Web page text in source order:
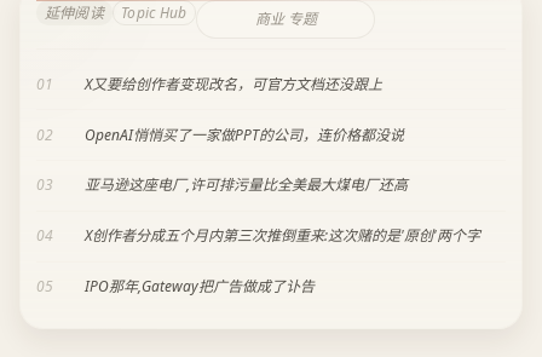
延伸阅读 Topic Hub 商业 专题
01 X又要给创作者变现改名，可官方文档还没跟上
02 OpenAI悄悄买了一家做PPT的公司，连价格都没说
03 亚马逊这座电厂,许可排污量比全美最大煤电厂还高
04 X创作者分成五个月内第三次推倒重来:这次赌的是'原创'两个字
05 IPO那年,Gateway把广告做成了讣告